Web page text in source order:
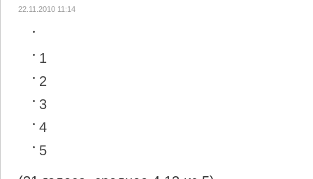
22.11.2010 11:14
1
2
3
4
5